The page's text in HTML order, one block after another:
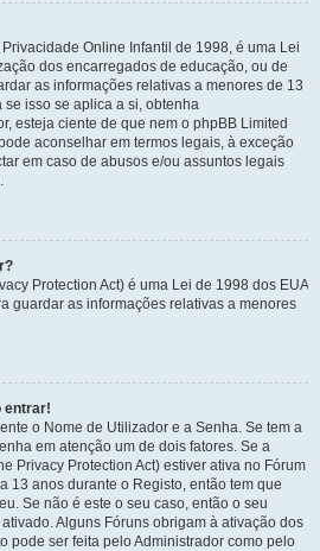
Online Infantil de 1998, é uma Lei
dos encarregados de educação, ou de
as informações relativas a menores de 13
isso se aplica a si, obtenha
esteja ciente de que nem o phpBB Limited
aconselhar em termos legais, à exceção
em caso de abusos e/ou assuntos legais
Protection Act) é uma Lei de 1998 dos EUA
guardar as informações relativas a menores
entrar!
o Nome de Utilizador e a Senha. Se tem a
em atenção um de dois fatores. Se a
Privacy Protection Act) estiver ativa no Fórum
13 anos durante o Registo, então tem que
Se não é este o seu caso, então o seu
Alguns Fóruns obrigam à ativação dos
pode ser feita pelo Administrador como pelo